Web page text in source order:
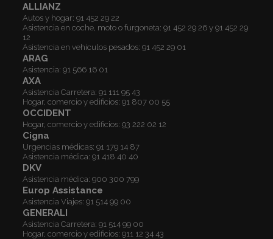
ALLIANZ
Autos y hogar:91 452 29 22
Asistencia en coche, moto o furgoneta:91 452 29 26 y91 452 29
12
Asistencia en vehículos pesados:91 452 29 01
ARAG
Asistencia:91 566 16 01
AXA
Asistencia Carretera:91 111 95 43
Hogar, comercio y edificios:91 807 00 55
OCCIDENT
Hogar, comercio y edificios:93 222 02 12
Cigna
Urgencias médicas:91 179 14 87
Asistencia médica:91 418 40 40
DKV
Asistencia médica:900 300 799
Europ Assistance
Asistencia Viajes:91 514 99 00
GENERALI
Asistencia Carretera:91 514 99 00
Hogar, comercio y edificios:911 12 34 43